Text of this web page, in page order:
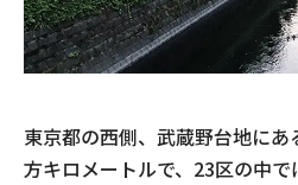
東京都の西側、武蔵野台地に
方キロメートルで、23区の中